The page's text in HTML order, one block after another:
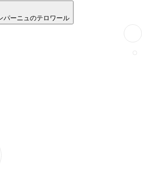
パーニュのテロワール